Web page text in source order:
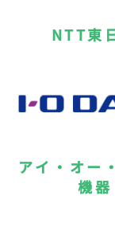
NTT東
アイ・オー
機器